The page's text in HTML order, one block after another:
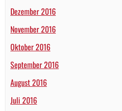
Dezember 2016
November 2016
Oktober 2016
September 2016
August 2016
Juli 2016